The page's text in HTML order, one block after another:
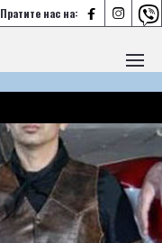
Пратите нас на:   